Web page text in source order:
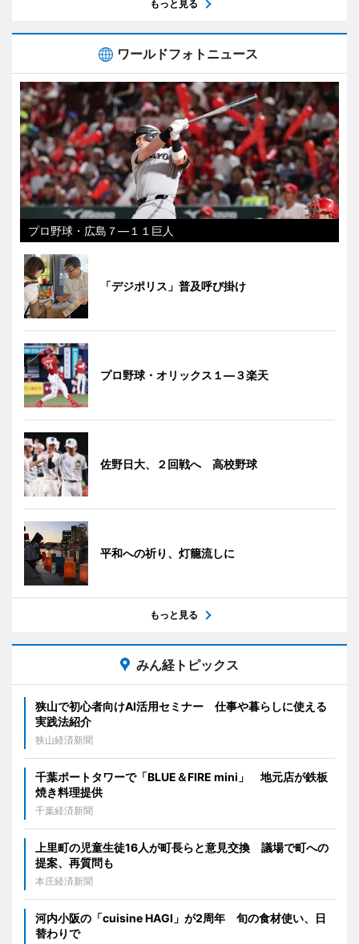
もっと見る
ワールドフォトニュース
プロ野球・広島７―１１巨人
「デジポリス」普及呼び掛け
プロ野球・オリックス１―３楽天
佐野日大、２回戦へ 高校野球
平和への祈り、灯籠流しに
もっと見る
みん経トピックス
狭山で初心者向けAI活用セミナー 仕事や暮らしに使える
実践法紹介
狭山経済新聞
千葉ポートタワーで「BLUE＆FIRE mini」 地元店が鉄板
焼き料理提供
千葉経済新聞
上里町の児童生徒16人が町長らと意見交換 議場で町への
提案、再質問も
本庄経済新聞
河内小阪の「cuisine HAGI」が2周年 旬の食材使い、日
替わりで